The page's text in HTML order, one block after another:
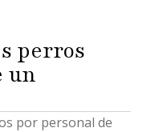
investigaciones
perros
un
por personal de